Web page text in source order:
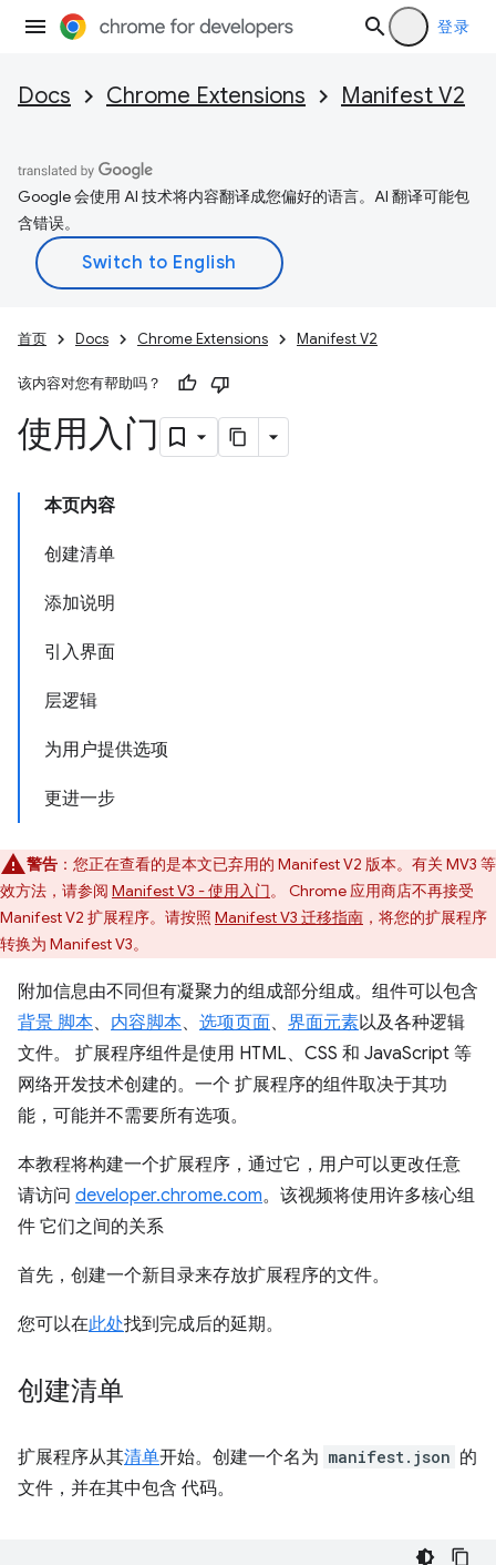
登录
Docs Chrome Extensions Manifest V2
Google 会使用 AI 技术将内容翻译成您偏好的语言。AI 翻译可能包
含错误。
首页 Docs Chrome Extensions Manifest V2
该内容对您有帮助吗？
使用入门
本页内容
创建清单
添加说明
引入界面
层逻辑
为用户提供选项
更进一步
警告 ：您正在查看的是本文已弃用的 Manifest V2 版本。有关 MV3 等
效方法，请参阅 Manifest V3 - 使用入门。 Chrome 应用商店不再接受
Manifest V2 扩展程序。请按照 Manifest V3 迁移指南 ，将您的扩展程序
转换为 Manifest V3。
附加信息由不同但有凝聚力的组成部分组成。组件可以包含
背景 脚本、 内容脚本、 选项页面、 界面元素以及各种逻辑
文件。 扩展程序组件是使用 HTML、CSS 和 JavaScript 等
网络开发技术创建的。一个 扩展程序的组件取决于其功
能，可能并不需要所有选项。
本教程将构建一个扩展程序，通过它，用户可以更改任意
请访问 developer.chrome.com。该视频将使用许多核心组
件 它们之间的关系
首先，创建一个新目录来存放扩展程序的文件。
您可以在此处找到完成后的延期。
创建清单
扩展程序从其清单开始。创建一个名为 manifest.json 的
文件，并在其中包含 代码。